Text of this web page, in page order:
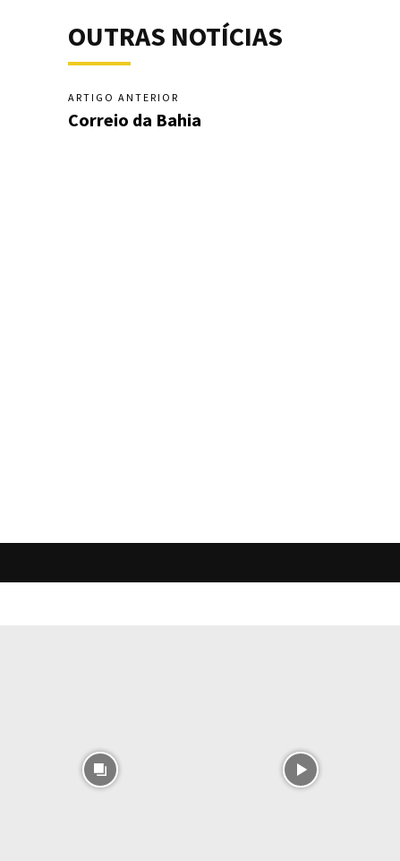
OUTRAS NOTÍCIAS
ARTIGO ANTERIOR
Correio da Bahia